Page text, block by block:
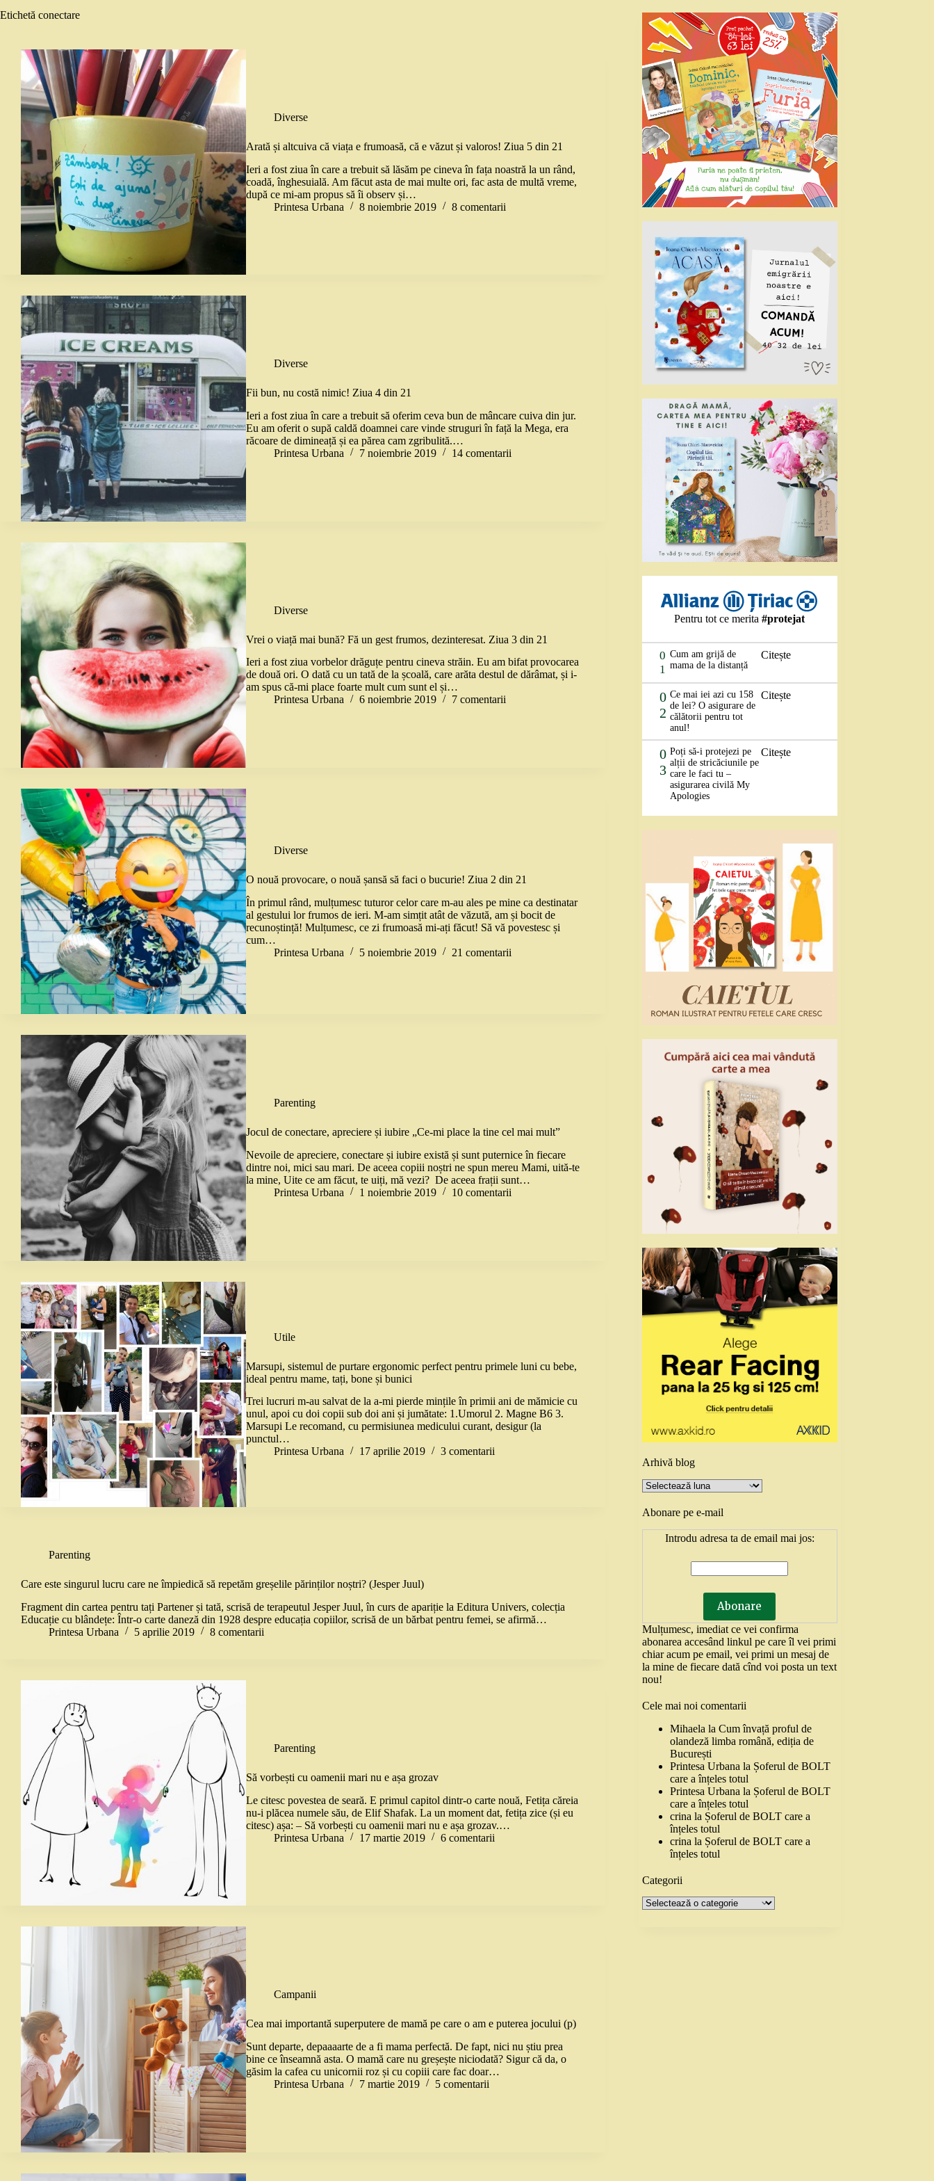
Etichetă conectare
Diverse
Arată și altcuiva că viața e frumoasă, că e văzut și valoros! Ziua 5 din 21
Ieri a fost ziua în care a trebuit să lăsăm pe cineva în fața noastră la un rând,
coadă, înghesuială. Am făcut asta de mai multe ori, fac asta de multă vreme,
după ce mi-am propus să îi observ și…
Printesa Urbana
8 noiembrie 2019 8 comentarii
Diverse
Fii bun, nu costă nimic! Ziua 4 din 21
Ieri a fost ziua în care a trebuit să oferim ceva bun de mâncare cuiva din jur.
Eu am oferit o supă caldă doamnei care vinde struguri în față la Mega, era
răcoare de dimineață și ea părea cam zgribulită.…
Printesa Urbana
7 noiembrie 2019 14 comentarii
Diverse
Vrei o viață mai bună? Fă un gest frumos, dezinteresat. Ziua 3 din 21
Ieri a fost ziua vorbelor drăguțe pentru cineva străin. Eu am bifat provocarea
de două ori. O dată cu un tată de la școală, care arăta destul de dărâmat, și i-
am spus că-mi place foarte mult cum sunt el și…
Printesa Urbana
6 noiembrie 2019 7 comentarii
Diverse
O nouă provocare, o nouă șansă să faci o bucurie! Ziua 2 din 21
În primul rând, mulțumesc tuturor celor care m-au ales pe mine ca destinatar
al gestului lor frumos de ieri. M-am simțit atât de văzută, am și bocit de
recunoștință! Mulțumesc, ce zi frumoasă mi-ați făcut! Să vă povestesc și
cum…
Printesa Urbana
5 noiembrie 2019 21 comentarii
Parenting
Jocul de conectare, apreciere și iubire „Ce-mi place la tine cel mai mult”
Nevoile de apreciere, conectare și iubire există și sunt puternice în fiecare
dintre noi, mici sau mari. De aceea copiii noștri ne spun mereu Mami, uită-te
la mine, Uite ce am făcut, te uiți, mă vezi? De aceea frații sunt…
Printesa Urbana
1 noiembrie 2019 10 comentarii
Utile
Marsupi, sistemul de purtare ergonomic perfect pentru primele luni cu bebe,
ideal pentru mame, tați, bone și bunici
Trei lucruri m-au salvat de la a-mi pierde mințile în primii ani de mămicie cu
unul, apoi cu doi copii sub doi ani și jumătate: 1.Umorul 2. Magne B6 3.
Marsupi Le recomand, cu permisiunea medicului curant, desigur (la
punctul…
Printesa Urbana
17 aprilie 2019 3 comentarii
Parenting
Care este singurul lucru care ne împiedică să repetăm greșelile părinților noștri? (Jesper Juul)
Fragment din cartea pentru tați Partener și tată, scrisă de terapeutul Jesper Juul, în curs de apariție la Editura Univers, colecția
Educație cu blândețe: Într-o carte daneză din 1928 despre educația copiilor, scrisă de un bărbat pentru femei, se afirmă…
Printesa Urbana
5 aprilie 2019 8 comentarii
Parenting
Să vorbești cu oamenii mari nu e așa grozav
Le citesc povestea de seară. E primul capitol dintr-o carte nouă, Fetița căreia
nu-i plăcea numele său, de Elif Shafak. La un moment dat, fetița zice (și eu
citesc) așa: – Să vorbești cu oamenii mari nu e așa grozav.…
Printesa Urbana
17 martie 2019 6 comentarii
Campanii
Cea mai importantă superputere de mamă pe care o am e puterea jocului (p)
Sunt departe, depaaaarte de a fi mama perfectă. De fapt, nici nu știu prea
bine ce înseamnă asta. O mamă care nu greșește niciodată? Sigur că da, o
găsim la cafea cu unicornii roz și cu copiii care fac doar…
Printesa Urbana
7 martie 2019 5 comentarii
Pentru tot ce merita#protejat
0
1
Cum am grijă de
mama de la distanță
Citește
0
2
Ce mai iei azi cu 158
de lei? O asigurare de
călătorii pentru tot
anul!
Citește
0
3
Poți să-i protejezi pe
alții de stricăciunile pe
care le faci tu –
asigurarea civilă My
Apologies
Citește
Arhivă blog
Arhivă
blog
Abonare pe e-mail
Introdu adresa ta de email mai jos:
Mulțumesc, imediat ce vei confirma
abonarea accesând linkul pe care îl vei primi
chiar acum pe email, vei primi un mesaj de
la mine de fiecare dată cînd voi posta un text
nou!
Cele mai noi comentarii
Mihaela laCum învață proful de
olandeză limba română, ediția de
București
Printesa Urbana la Șoferul de BOLT
care a înțeles totul
Printesa Urbana la Șoferul de BOLT
care a înțeles totul
crina la Șoferul de BOLT care a
înțeles totul
crina la Șoferul de BOLT care a
înțeles totul
Categorii
Categorii